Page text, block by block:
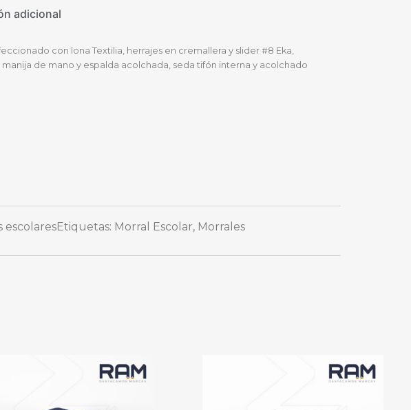
adicional
con lona Textilia, herrajes en cremallera y slider #8 Eka,
de mano y espalda acolchada, seda tifón interna y acolchado
escolaresEtiquetas: Morral Escolar, Morrales